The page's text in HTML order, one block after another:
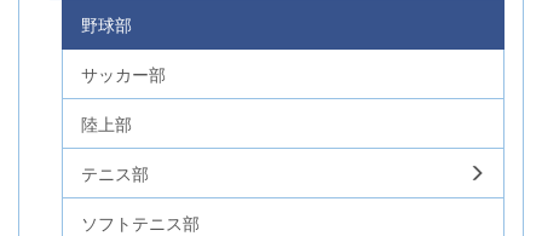
野球部
サッカー部
陸上部
テニス部
ソフトテニス部